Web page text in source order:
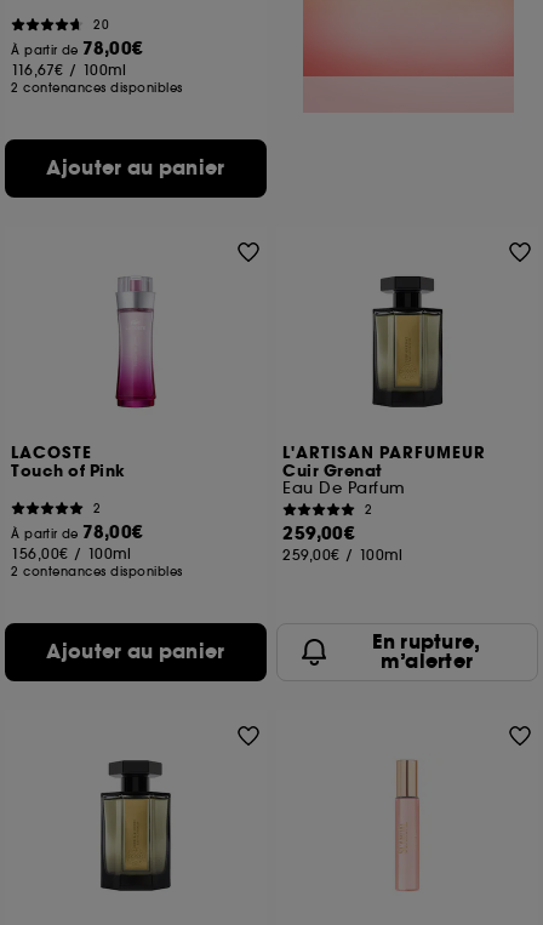
20
À partir de 78,00€
116,67€ / 100ml
2 contenances disponibles
Ajouter au panier
LACOSTE
Touch of Pink
2
À partir de 78,00€
156,00€ / 100ml
2 contenances disponibles
Ajouter au panier
L'ARTISAN PARFUMEUR
Cuir Grenat
Eau De Parfum
2
259,00€
259,00€ / 100ml
En rupture,
m’alerter